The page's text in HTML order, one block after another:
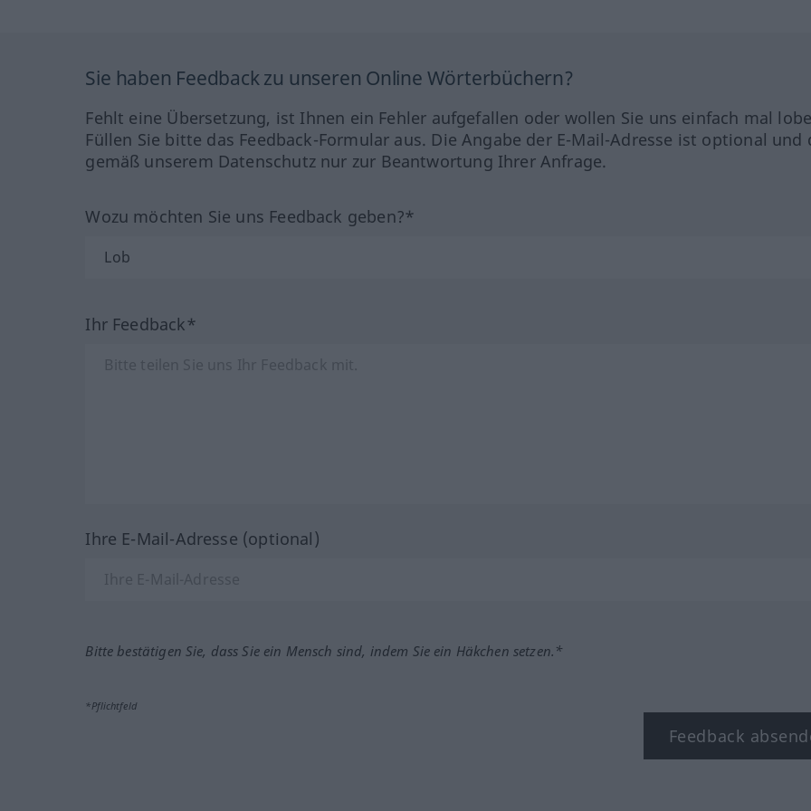
Sie haben Feedback zu unseren Online Wörterbüchern?
Fehlt eine Übersetzung, ist Ihnen ein Fehler aufgefallen oder wollen Sie uns einfach mal
Füllen Sie bitte das Feedback-Formular aus. Die Angabe der E-Mail-Adresse ist optional und
gemäß unserem Datenschutz nur zur Beantwortung Ihrer Anfrage.
Wozu möchten Sie uns Feedback geben?*
Ihr Feedback*
Ihre E-Mail-Adresse (optional)
Bitte bestätigen Sie, dass Sie ein Mensch sind, indem Sie ein Häkchen setzen.*
*Pflichtfeld
Feedback